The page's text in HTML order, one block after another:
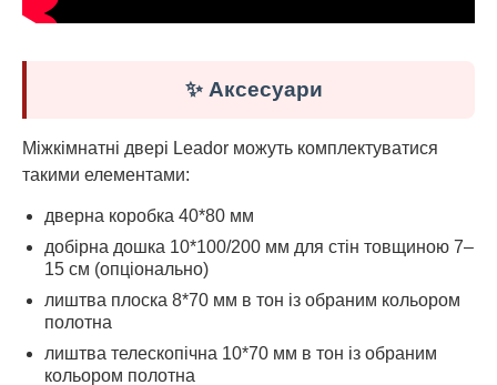
✨ Аксесуари
Міжкімнатні двері Leador можуть комплектуватися
такими елементами:
дверна коробка 40*80 мм
добірна дошка 10*100/200 мм для стін товщиною 7–
15 см (опціонально)
лиштва плоска 8*70 мм в тон із обраним кольором
полотна
лиштва телескопічна 10*70 мм в тон із обраним
кольором полотна